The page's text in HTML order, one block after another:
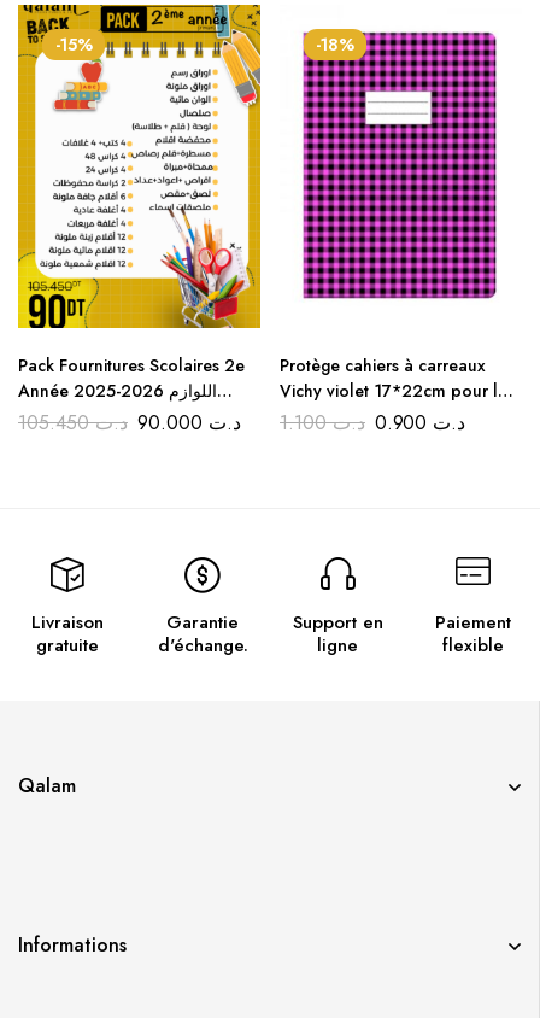
-15%
Pack Fournitures Scolaires 2e
Année 2025-2026 اللوازم
المدرسية للسنة الثانية ابتدائي
د.ت105.450 د.ت
-18%
Protège cahiers à carreaux
Vichy violet 17*22cm pour la
rentrée scolaire
د.ت1.100 د.ت
Livraison
gratuite
Garantie
d'échange.
Support en
ligne
Paiement
flexible
Qalam
Informations